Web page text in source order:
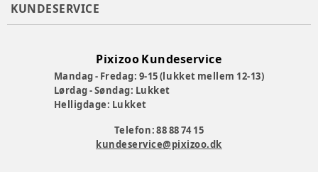
KUNDESERVICE
Pixizoo Kundeservice
Mandag - Fredag: 9-15 (lukket mellem 12-13)
Lørdag - Søndag: Lukket
Helligdage: Lukket
Telefon: 88 88 74 15
kundeservice@pixizoo.dk